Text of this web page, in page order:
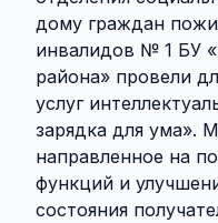
дому граждан
инвалидов № 1 БУ
района» провели
услуг
зарядка для ума».
направленное на
функций и
состояния